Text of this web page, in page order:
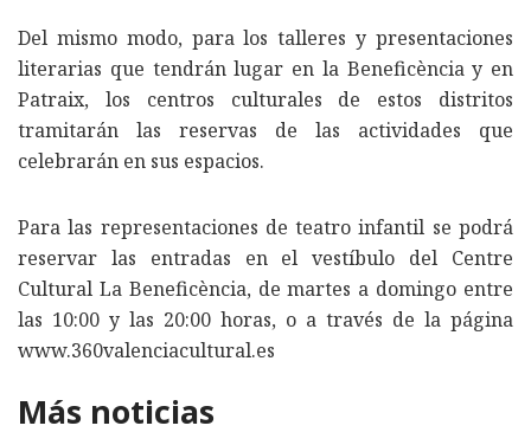
Del mismo modo, para los talleres y presentaciones
literarias que tendrán lugar en la Beneficència y en
Patraix, los centros culturales de estos distritos
tramitarán las reservas de las actividades que
celebrarán en sus espacios.
Para las representaciones de teatro infantil se podrá
reservar las entradas en el vestíbulo del Centre
Cultural La Beneficència, de martes a domingo entre
las 10:00 y las 20:00 horas, o a través de la página
www.360valenciacultural.es
Más noticias